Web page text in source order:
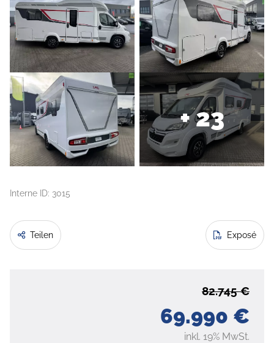
+ 23
Interne ID: 3015
Teilen Exposé
69.990 €
82.745 €
inkl. 19% MwSt.